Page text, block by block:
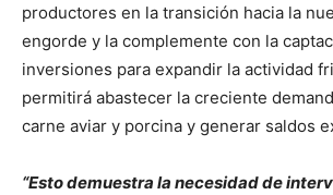
productores en la transición hacia la
engorde y la complemente con la
inversiones para expandir la actividad
permitirá abastecer la creciente
carne aviar y porcina y generar saldos
“Esto demuestra la necesidad de